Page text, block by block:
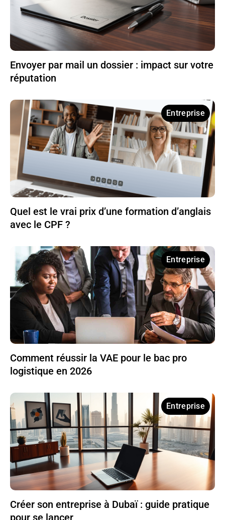
Envoyer par mail un dossier : impact sur votre
réputation
Entreprise
Quel est le vrai prix d’une formation d’anglais
avec le CPF ?
Entreprise
Comment réussir la VAE pour le bac pro
logistique en 2026
Entreprise
Créer son entreprise à Dubaï : guide pratique